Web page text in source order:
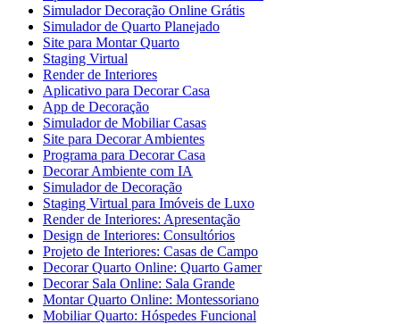
Simulador Decoração Online Grátis
Simulador de Quarto Planejado
Site para Montar Quarto
Staging Virtual
Render de Interiores
Aplicativo para Decorar Casa
App de Decoração
Simulador de Mobiliar Casas
Site para Decorar Ambientes
Programa para Decorar Casa
Decorar Ambiente com IA
Simulador de Decoração
Staging Virtual para Imóveis de Luxo
Render de Interiores: Apresentação
Design de Interiores: Consultórios
Projeto de Interiores: Casas de Campo
Decorar Quarto Online: Quarto Gamer
Decorar Sala Online: Sala Grande
Montar Quarto Online: Montessoriano
Mobiliar Quarto: Hóspedes Funcional